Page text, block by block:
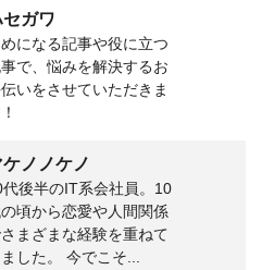
ガワ
になる記事や役に立つ
で、悩みを解決するお
いをさせていただきま
ケノノケノ
代後半のIT系会社員。10
頃から恋愛や人間関係
まざまな経験を重ねて
した。 今でこそ...